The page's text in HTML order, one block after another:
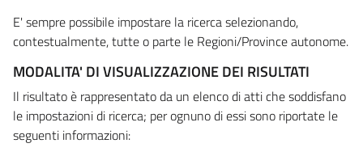
E' sempre possibile impostare la ricerca selezionando,
contestualmente, tutte o parte le Regioni/Province autonome.
MODALITA' DI VISUALIZZAZIONE DEI RISULTATI
Il risultato è rappresentato da un elenco di atti che soddisfano
le impostazioni di ricerca; per ognuno di essi sono riportate le
seguenti informazioni: